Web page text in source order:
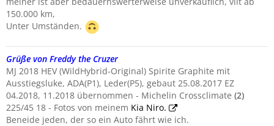
150.000 km,
Unter Umständen.
Grüße von Freddy the Cruzer
MJ 2018 HEV (WildHybrid-Original) Spirite Graphite mit
Ausstiegsluke, ADA(P1), Leder(P5), gebaut 25.08.2017 EZ
04.2018, 11.2018 übernommen - Michelin Crossclimate (2)
225/45 18 - Fotos von meinem Kia Niro.
Beneide jeden, der so ein Auto fährt wie ich.